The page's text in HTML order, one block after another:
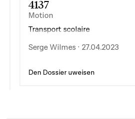
4137
Motion
Transport scolaire
Serge Wilmes · 27.04.2023
Den Dossier uweisen